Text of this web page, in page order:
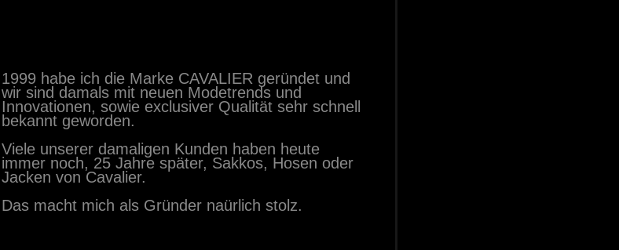
1999 habe ich die Marke CAVALIER geründet und
wir sind damals mit neuen Modetrends und
Innovationen, sowie exclusiver Qualität sehr schnell
bekannt geworden.
Viele unserer damaligen Kunden haben heute
immer noch, 25 Jahre später, Sakkos, Hosen oder
Jacken von Cavalier.
Das macht mich als Gründer naürlich stolz.